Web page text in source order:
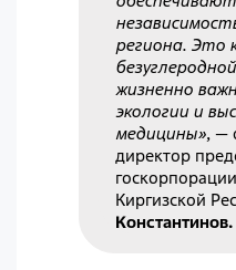
региона. Это
жизненно
экологии и
медицины», —
директор
Киргизской
Константинов.